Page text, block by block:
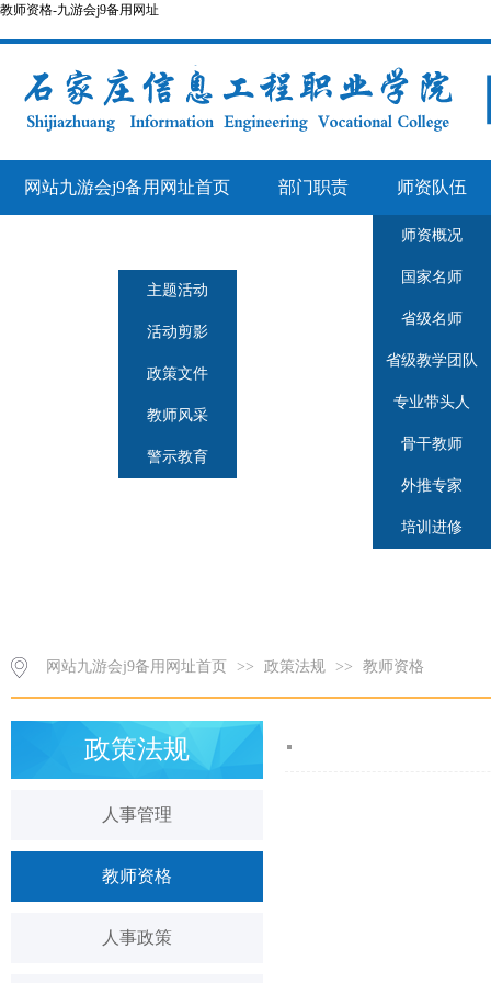
教师资格-九游会j9备用网址
网站九游会j9备用网址首页 部门职责 师资队伍
师资概况
国家名师
省级名师
省级教学团队
专业带头人
骨干教师
外推专家
培训进修
主题活动
活动剪影
政策文件
教师风采
警示教育
网站九游会j9备用网址首页 >> 政策法规 >> 教师资格
政策法规
人事管理
教师资格
人事政策